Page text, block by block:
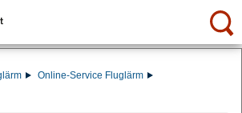
Online-Service Fluglärm